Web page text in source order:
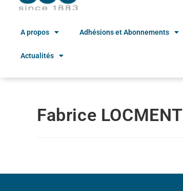
A propos Adhésions et Abonnements
Actualités
Fabrice LOCMENT